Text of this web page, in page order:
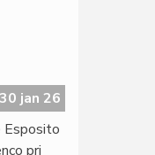
fino
de
unua
jan 26
Esposito
pri